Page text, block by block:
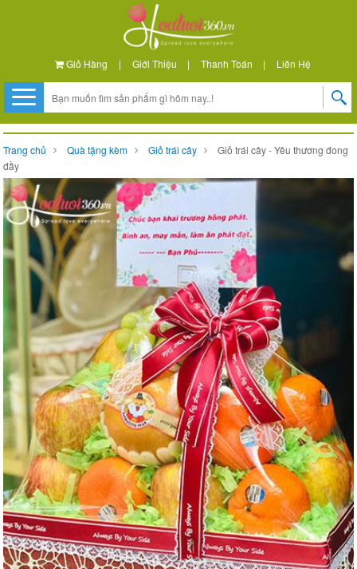
Giỏ Hàng | Giới Thiệu | Thanh Toán | Liên Hệ
Trang chủ Quà tặng kèm Giỏ trái cây
Giỏ trái cây - Yêu thương đong
đầy